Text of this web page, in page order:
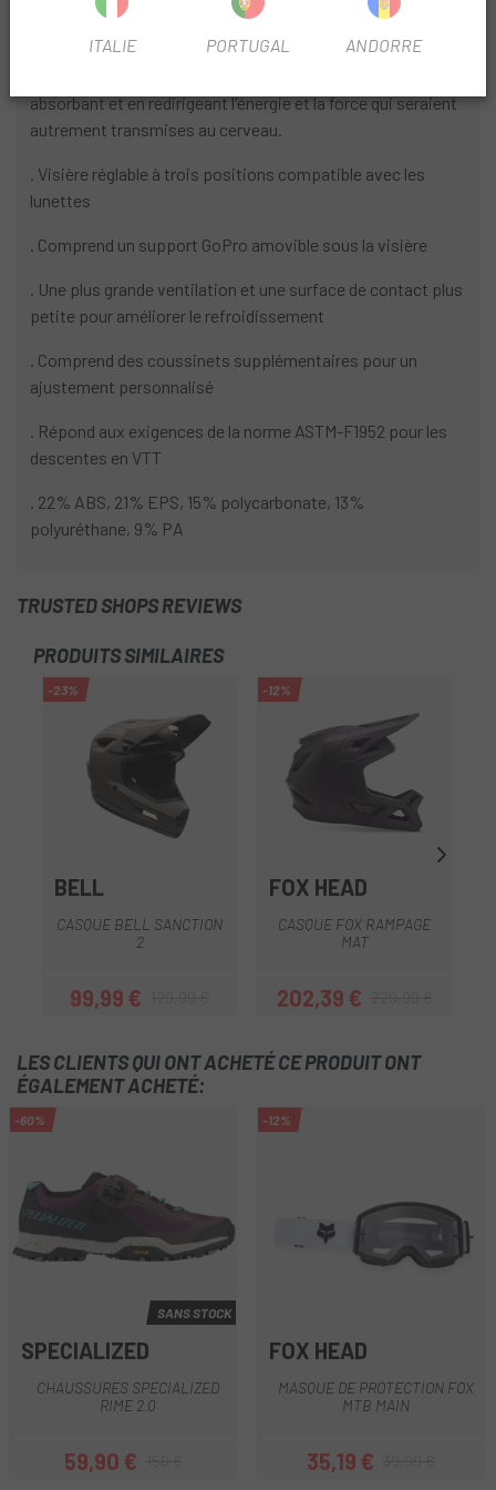
Caractéristiques:
. Le système de protection MIPS® a déjà démontré sa
absorbant et en redirigeant l'énergie et la force qui seraient
autrement transmises au cerveau.
. Visière réglable à trois positions compatible avec les
lunettes
. Comprend un support GoPro amovible sous la visière
. Une plus grande ventilation et une surface de contact plus
petite pour améliorer le refroidissement
. Comprend des coussinets supplémentaires pour un
ajustement personnalisé
. Répond aux exigences de la norme ASTM-F1952 pour les
descentes en VTT
. 22% ABS, 21% EPS, 15% polycarbonate, 13%
polyuréthane, 9% PA
TRUSTED SHOPS REVIEWS
PRODUITS SIMILAIRES
-23%
BELL
CASQUE BELL SANCTION
2
Prix
99,99 €Prix habituel
-12%
FOX HEAD
CASQUE FOX RAMPAGE
MAT
Prix
202,39 €Prix habituel
LES CLIENTS QUI ONT ACHETÉ CE PRODUIT ONT
ÉGALEMENT ACHETÉ:
-60%
SANS STOCK
SPECIALIZED
CHAUSSURES SPECIALIZED
RIME 2.0
Prix
59,90 €Prix habituel
-12%
FOX HEAD
MASQUE DE PROTECTION FOX
MTB MAIN
Prix
35,19 €Prix habituel
ITALIE PORTUGAL ANDORRE